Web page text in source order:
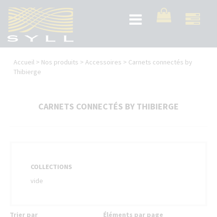
contenu
principal
Toggle
navigation
Vous
êtes
Accueil > Nos produits > Accessoires > Carnets connectés by
Thibierge
CARNETS CONNECTÉS BY THIBIERGE
COLLECTIONS
vide
Trier par Éléments par page